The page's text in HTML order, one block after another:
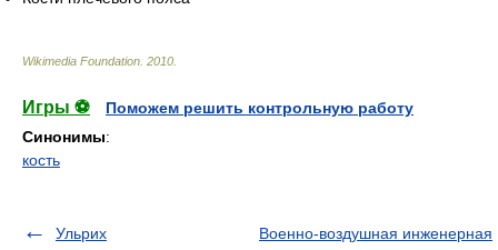
Wikimedia Foundation 2010
Игры ⚽
Поможем решить контрольную работу
Синонимы:
кость
Ульрих
Военно-воздушная инженерная